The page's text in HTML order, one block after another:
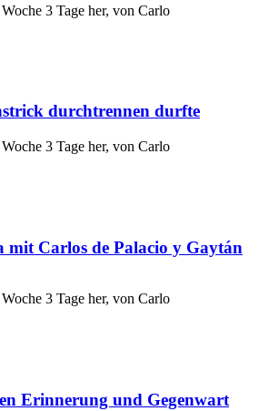
3 Tage her, von Carlo
durchtrennen durfte
3 Tage her, von Carlo
mit Carlos de Palacio y Gaytán
3 Tage her, von Carlo
Erinnerung und Gegenwart